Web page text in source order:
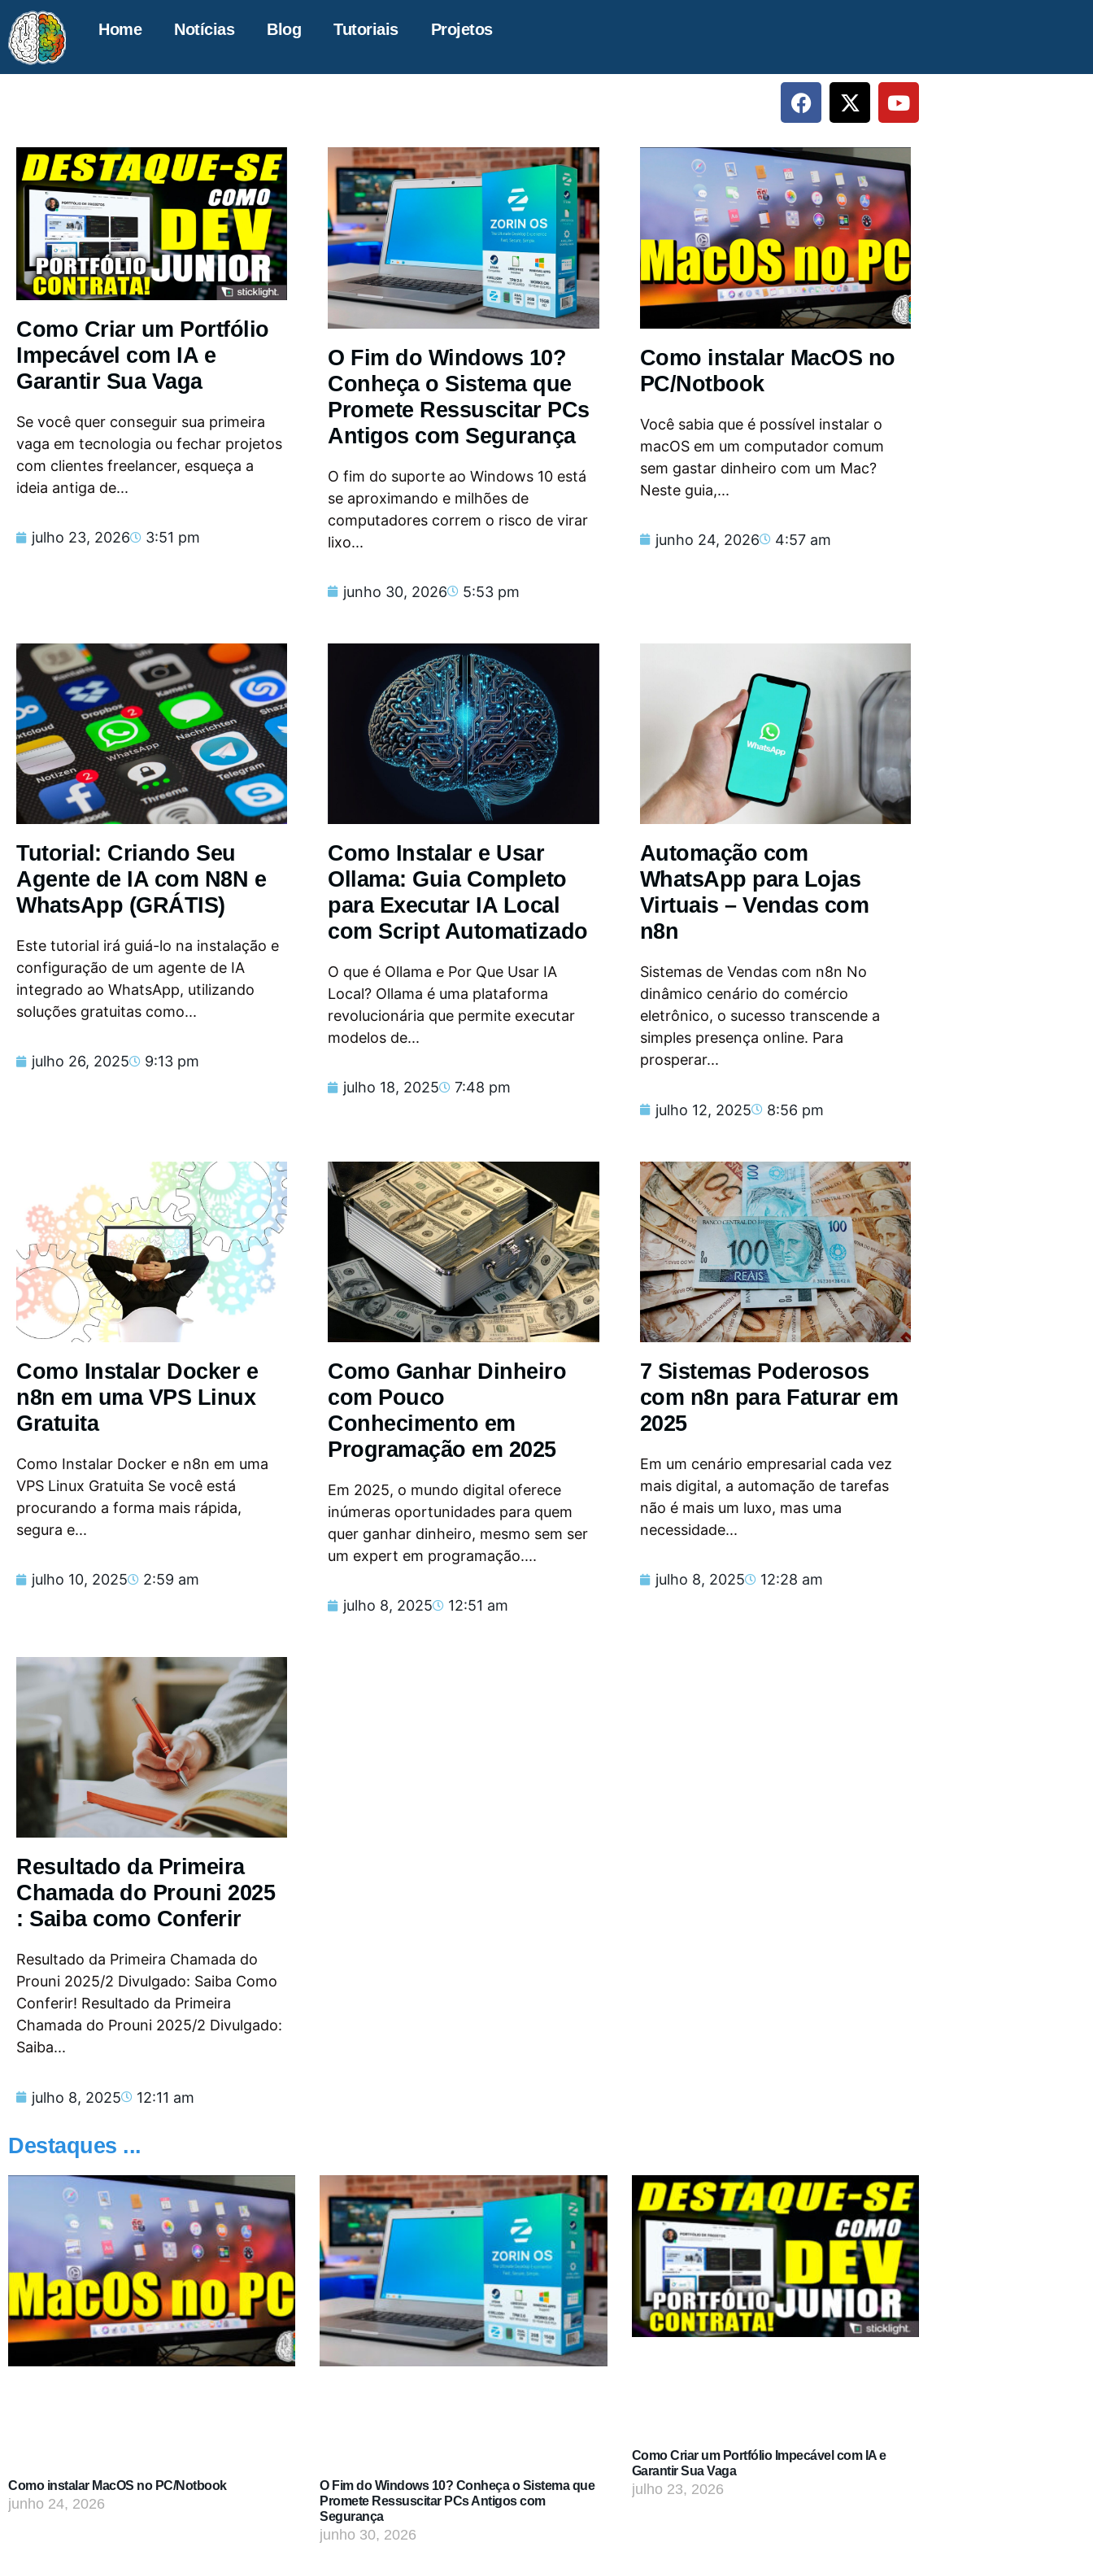
Home Notícias Blog Tutoriais Projetos
Como Criar um Portfólio
Impecável com IA e
Garantir Sua Vaga
Se você quer conseguir sua primeira
vaga em tecnologia ou fechar projetos
com clientes freelancer, esqueça a
ideia antiga de...
julho 23, 2026 3:51 pm
O Fim do Windows 10?
Conheça o Sistema que
Promete Ressuscitar PCs
Antigos com Segurança
O fim do suporte ao Windows 10 está
se aproximando e milhões de
computadores correm o risco de virar
lixo...
junho 30, 2026 5:53 pm
Como instalar MacOS no
PC/Notbook
Você sabia que é possível instalar o
macOS em um computador comum
sem gastar dinheiro com um Mac?
Neste guia,...
junho 24, 2026 4:57 am
Tutorial: Criando Seu
Agente de IA com N8N e
WhatsApp (GRÁTIS)
Este tutorial irá guiá-lo na instalação e
configuração de um agente de IA
integrado ao WhatsApp, utilizando
soluções gratuitas como...
julho 26, 2025 9:13 pm
Como Instalar e Usar
Ollama: Guia Completo
para Executar IA Local
com Script Automatizado
O que é Ollama e Por Que Usar IA
Local? Ollama é uma plataforma
revolucionária que permite executar
modelos de...
julho 18, 2025 7:48 pm
Automação com
WhatsApp para Lojas
Virtuais – Vendas com
n8n
Sistemas de Vendas com n8n No
dinâmico cenário do comércio
eletrônico, o sucesso transcende a
simples presença online. Para
prosperar...
julho 12, 2025 8:56 pm
Como Instalar Docker e
n8n em uma VPS Linux
Gratuita
Como Instalar Docker e n8n em uma
VPS Linux Gratuita Se você está
procurando a forma mais rápida,
segura e...
julho 10, 2025 2:59 am
Como Ganhar Dinheiro
com Pouco
Conhecimento em
Programação em 2025
Em 2025, o mundo digital oferece
inúmeras oportunidades para quem
quer ganhar dinheiro, mesmo sem ser
um expert em programação....
julho 8, 2025 12:51 am
7 Sistemas Poderosos
com n8n para Faturar em
2025
Em um cenário empresarial cada vez
mais digital, a automação de tarefas
não é mais um luxo, mas uma
necessidade...
julho 8, 2025 12:28 am
Resultado da Primeira
Chamada do Prouni 2025
: Saiba como Conferir
Resultado da Primeira Chamada do
Prouni 2025/2 Divulgado: Saiba Como
Conferir! Resultado da Primeira
Chamada do Prouni 2025/2 Divulgado:
Saiba...
julho 8, 2025 12:11 am
Destaques ...
Como instalar MacOS no PC/Notbook
junho 24, 2026
O Fim do Windows 10? Conheça o Sistema que
Promete Ressuscitar PCs Antigos com
Segurança
junho 30, 2026
Como Criar um Portfólio Impecável com IA e
Garantir Sua Vaga
julho 23, 2026